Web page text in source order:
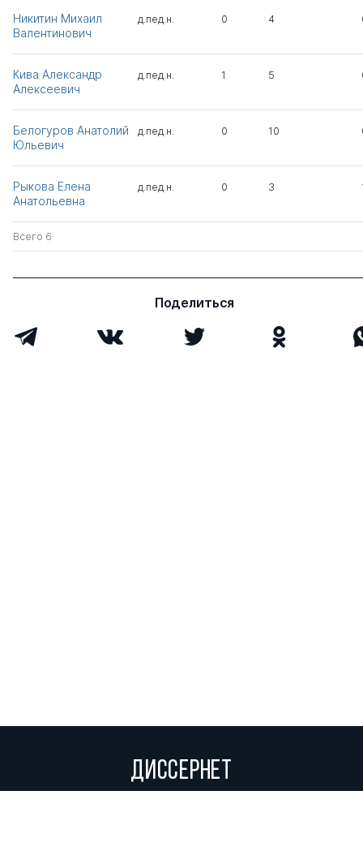
Никитин Михаил
Валентинович
д.пед.н. 0 4
Кива Александр
Алексеевич
д.пед.н. 1 5
Белогуров Анатолий
Юльевич
д.пед.н. 0 10
Рыкова Елена
Анатольевна
д.пед.н. 0 3
Всего 6
Поделиться
ДИССЕРНЕТ